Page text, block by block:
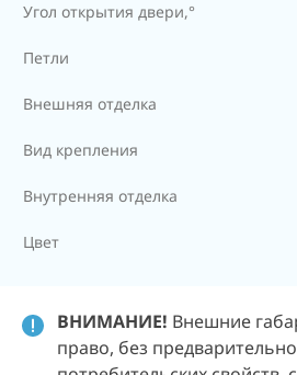
Угол открытия двери,°
Петли
Внешняя отделка
Вид крепления
Внутренняя отделка
Цвет
ВНИМАНИЕ! Внешние
право, без